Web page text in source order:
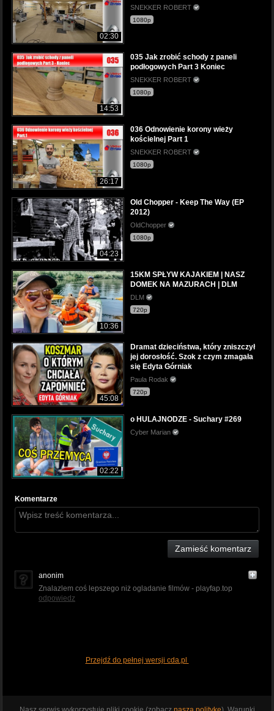
02:30
SNEKKER ROBERT
1080p
14:53
035 Jak zrobić schody z paneli
podłogowych Part 3 Koniec
SNEKKER ROBERT
1080p
26:17
036 Odnowienie korony wieży
kościelnej Part 1
SNEKKER ROBERT
1080p
04:23
Old Chopper - Keep The Way (EP
2012)
OldChopper
1080p
10:36
15KM SPŁYW KAJAKIEM | NASZ
DOMEK NA MAZURACH | DLM
DLM
720p
45:08
Dramat dzieciństwa, który zniszczył
jej dorosłość. Szok z czym zmagała
się Edyta Górniak
Paula Rodak
720p
02:22
o HULAJNODZE - Suchary #269
Cyber Marian
Komentarze
Zamieść komentarz
anonim
Znalazlem coś lepszego niż ogladanie filmów - playfap.top
odpowiedz
Przejdź do pełnej wersji cda.pl